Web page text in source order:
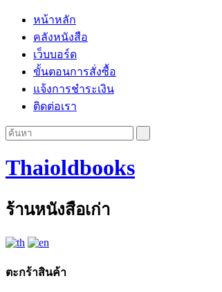
หน้าหลัก
คลังหนังสือ
เว็บบอร์ด
ขั้นตอนการสั่งซื้อ
แจ้งการชำระเงิน
ติดต่อเรา
Thaioldbooks
ร้านหนังสือเก่า
ตะกร้าสินค้า